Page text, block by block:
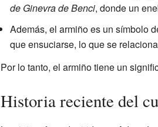
de Ginevra de Benci, donde un
Además, el armiño es un símbolo
que ensuciarse, lo que se
Por lo tanto, el armiño tiene un
Historia reciente del